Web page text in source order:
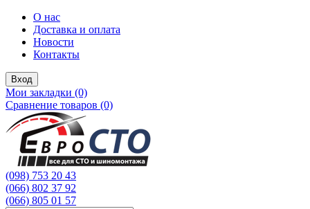
О нас
Доставка и оплата
Новости
Контакты
Вход
Мои закладки (0)
Сравнение товаров (0)
(098) 753 20 43
(066) 802 37 92
(066) 805 01 57